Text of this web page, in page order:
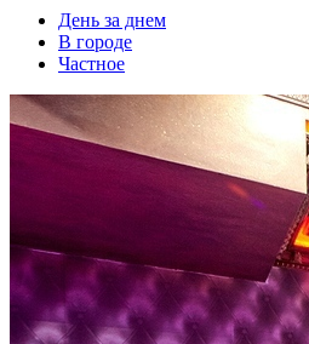
День за днем
В городе
Частное